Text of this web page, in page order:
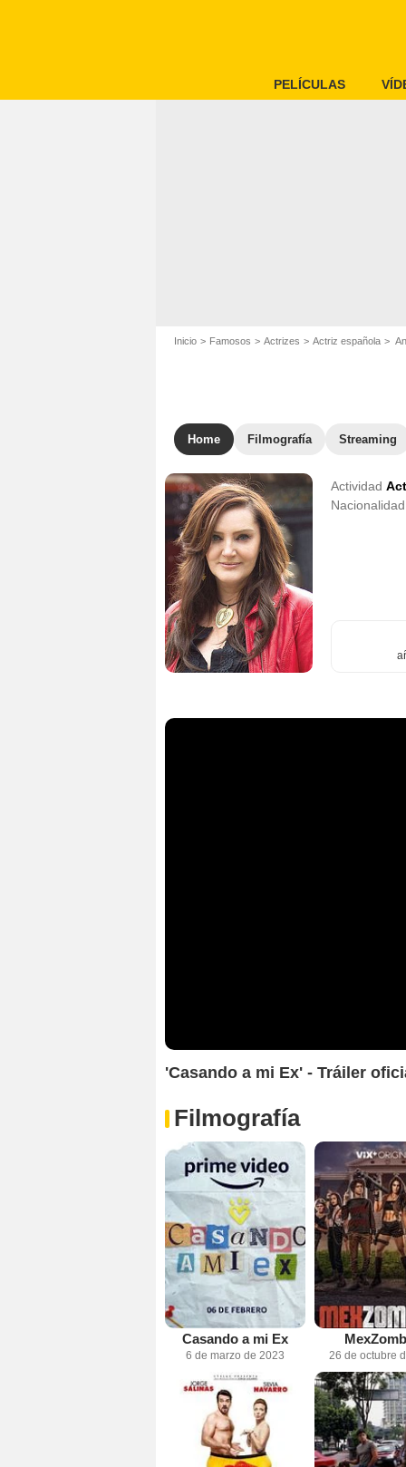
PELÍCULAS
Inicio Famosos Actrizes Actriz española
Home Filmografía Streaming
Actividad
'Casando a mi Ex' - Tráiler
Filmografía
Casando a mi Ex
6 de marzo de 2023 26 de octubre